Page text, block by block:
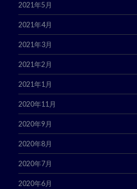
2021年5月
2021年4月
2021年3月
2021年2月
2021年1月
2020年11月
2020年9月
2020年8月
2020年7月
2020年6月